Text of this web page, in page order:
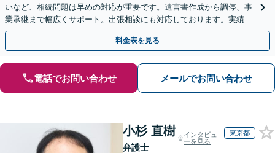
いなど、相続問題は早めの対応が重要です。遺言書作成から調停、事
業承継まで幅広くサポート。出張相談にも対応しております。実績豊
富な当事務所へ今すぐご連絡ください【初回相談無料】
料金表を見る
電話でお問い合わせ メールでお問い合わせ
小杉 直樹
弁護士
インタビュ
ーを見る
東京都